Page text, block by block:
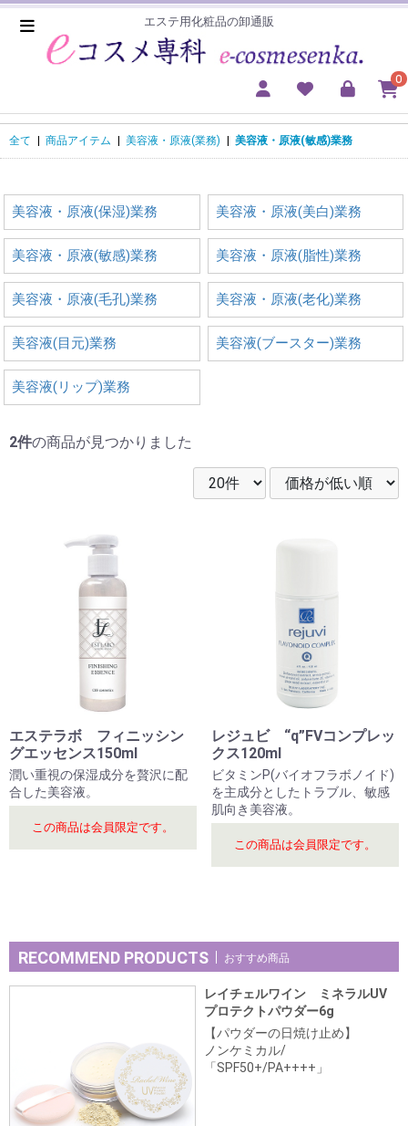
エステ用化粧品の卸通販
0
全て 商品アイテム 美容液・原液(業務) 美容液・原液(敏感)業務
美容液・原液(保湿)業務 美容液・原液(美白)業務
美容液・原液(敏感)業務 美容液・原液(脂性)業務
美容液・原液(毛孔)業務 美容液・原液(老化)業務
美容液(目元)業務 美容液(ブースター)業務
美容液(リップ)業務
2件の商品が見つかりました
エステラボ フィニッシン
グエッセンス150ml
潤い重視の保湿成分を贅沢に配
合した美容液。
この商品は会員限定です。
レジュビ “q”FVコンプレッ
クス120ml
ビタミンP(バイオフラボノイド)
を主成分としたトラブル、敏感
肌向き美容液。
この商品は会員限定です。
RECOMMEND PRODUCTS おすすめ商品
レイチェルワイン ミネラルUV
プロテクトパウダー6g
【パウダーの日焼け止め】
ノンケミカル/
「SPF50+/PA++++」